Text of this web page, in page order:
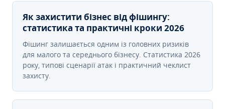
Як захистити бізнес від фішингу:
статистика та практичні кроки 2026
Фішинг залишається одним із головних ризиків
для малого та середнього бізнесу. Статистика 2026
року, типові сценарії атак і практичний чеклист
захисту.